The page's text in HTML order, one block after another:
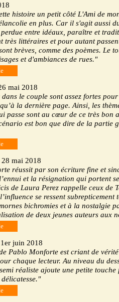
histoire un petit côté L'Ami de
en plus. Car il s'agit aussi
entre idéaux, paraître et
très littéraires et pour autant
brèves, comme des poèmes. Le
et d'ambiances de rues."
mai 2018
dans le couple sont assez fortes
la dernière page. Ainsi, les
passe sont au cœur de ce très bon
est bon que dire de la partie
28 mai 2018
réussit par son écriture fine et
et la résignation qui portent
de Laura Perez rappelle ceux de
se ressent subrepticement
bichromies et à la nostalgie
de deux jeunes auteurs aux
juin 2018
Pablo Monforte est criant de
chaque lecteur. Au niveau du
réaliste ajoute une petite touche